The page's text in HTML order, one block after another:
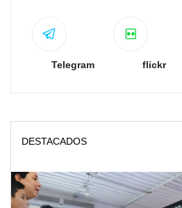
Telegram flickr
DESTACADOS